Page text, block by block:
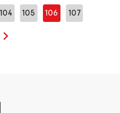
104 105 106 107
Seuraava sivu